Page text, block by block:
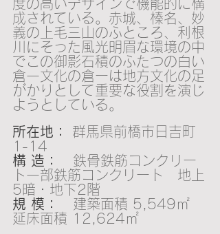
度の高いデザインで機能的に構
成されている。赤城、榛名、妙
義の上毛三山のふところ、利根
川にそった風光明眉な環境の中
でこの御影石積のふたつの白い
倉一文化の倉ーは地方文化の足
がかりとして重要な役割を演じ
ようとしている。
所在地：
群馬県前橋市日吉町
1-14
構 造：
鉄骨鉄筋コンクリー
ト一部鉄筋コンクリート　地上
5暗・地下2階
規 模：
建築面積 5,549㎡
延床面積 12,624㎡